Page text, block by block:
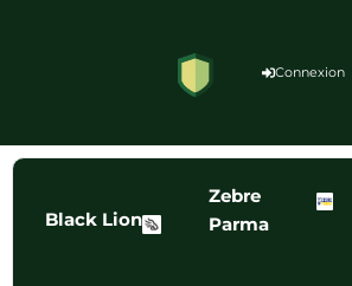
Connexion
Black Lion
Zebre
Parma